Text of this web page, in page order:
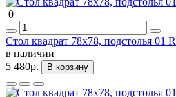
0
Стол квадрат 78х78, подстолья 01
в наличии
5 480р.
В корзину